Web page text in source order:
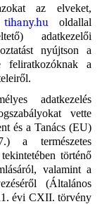
az elveket,
tihany.hu oldallal
adatkezelői
nyújtson a
feliratkozóknak a
adatkezelés
vette
és a Tanács (EU)
a természetes
történő
valamint a
(Általános
évi CXII. törvény